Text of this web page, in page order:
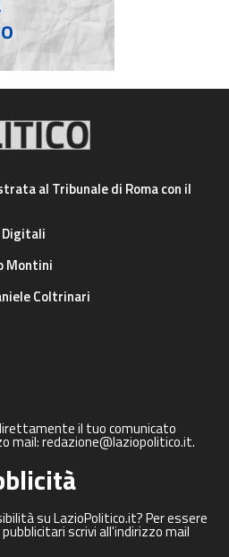
al Tribunale di Roma con il
Montini
Coltrinari
il tuo comunicato
mail: redazione@laziopolitico.it.
su LazioPolitico.it? Per essere
scrivi all'indirizzo mail